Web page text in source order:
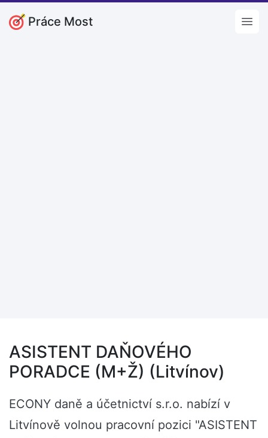
Práce Most
ASISTENT DAŇOVÉHO
PORADCE (M+Ž) (Litvínov)
ECONY daně a účetnictví s.r.o. nabízí v
Litvínově volnou pracovní pozici "ASISTENT